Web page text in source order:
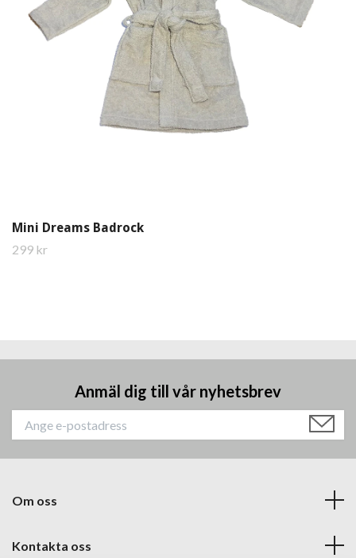
Mini Dreams Badrock
299 kr
Anmäl dig till vår nyhetsbrev
Om oss
Kontakta oss